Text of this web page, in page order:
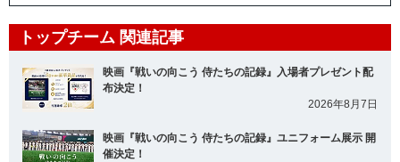
トップチーム 関連記事
映画『戦いの向こう 侍たちの記録』入場者プレゼント配
布決定！
2026年8月7日
映画『戦いの向こう 侍たちの記録』ユニフォーム展示 開
催決定！